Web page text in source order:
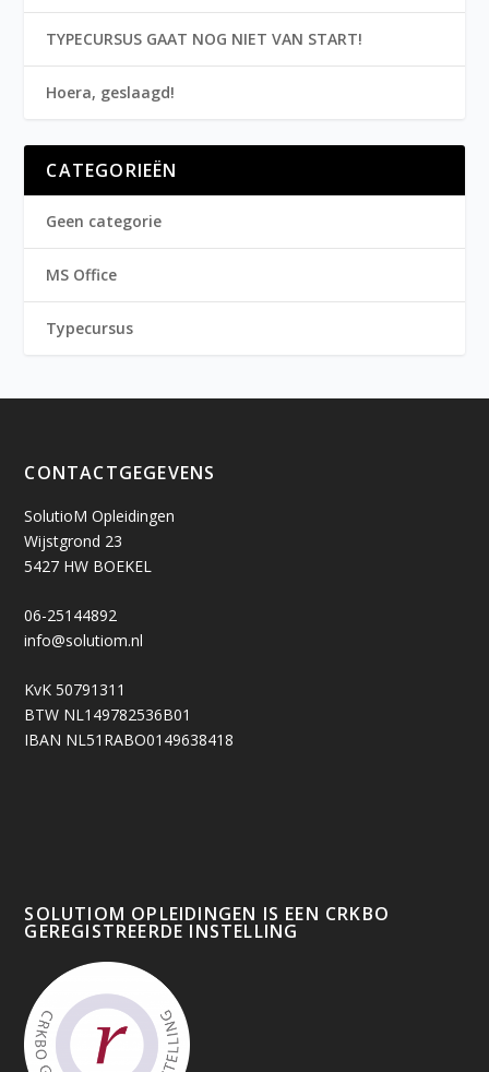
TYPECURSUS GAAT NOG NIET VAN START!
Hoera, geslaagd!
CATEGORIEËN
Geen categorie
MS Office
Typecursus
CONTACTGEGEVENS
SolutioM Opleidingen
Wijstgrond 23
5427 HW BOEKEL
06-25144892
info@solutiom.nl
KvK 50791311
BTW NL149782536B01
IBAN NL51RABO0149638418
SOLUTIOM OPLEIDINGEN IS EEN CRKBO
GEREGISTREERDE INSTELLING